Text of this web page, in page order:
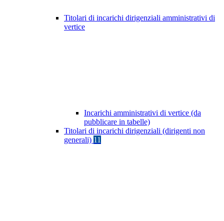
Titolari di incarichi dirigenziali amministrativi di
vertice
Incarichi amministrativi di vertice (da
pubblicare in tabelle)
Titolari di incarichi dirigenziali (dirigenti non
generali) 11